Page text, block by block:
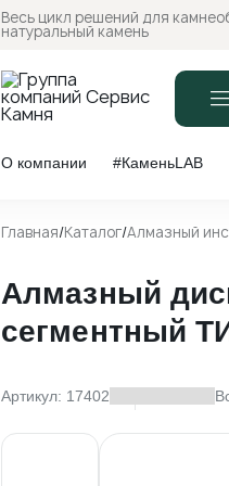
Весь цикл решений для
натуральный камень
О компании #КаменьLAB
Главная/Каталог/Алмазный
Алмазный
сегментный
Артикул: 17402